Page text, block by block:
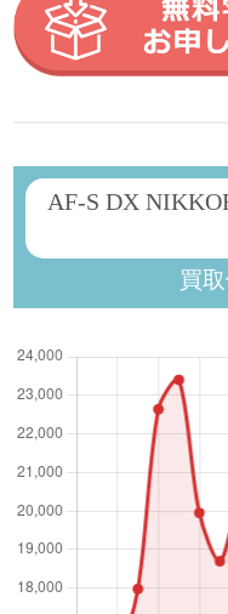
AF-S DX
買